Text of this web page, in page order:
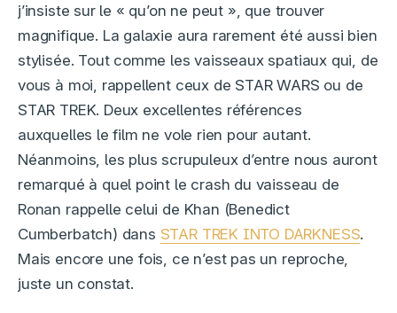
j’insiste sur le « qu’on ne peut », que trouver
magnifique. La galaxie aura rarement été aussi bien
stylisée. Tout comme les vaisseaux spatiaux qui, de
vous à moi, rappellent ceux de STAR WARS ou de
STAR TREK. Deux excellentes références
auxquelles le film ne vole rien pour autant.
Néanmoins, les plus scrupuleux d’entre nous auront
remarqué à quel point le crash du vaisseau de
Ronan rappelle celui de Khan (Benedict
Cumberbatch) dans STAR TREK INTO DARKNESS.
Mais encore une fois, ce n’est pas un reproche,
juste un constat.